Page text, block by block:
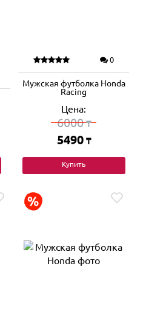
0
Мужская футболка Honda
Racing
Цена:
6000₸
5490 ₸
Купить